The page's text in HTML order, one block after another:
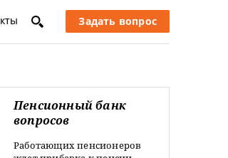
Задать вопрос
Пенсионный банк
вопросов
Работающих пенсионеров